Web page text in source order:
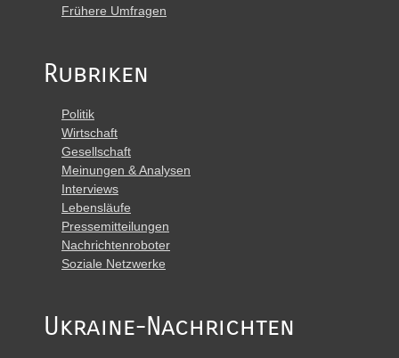
Frühere Umfragen
Rubriken
Politik
Wirtschaft
Gesellschaft
Meinungen & Analysen
Interviews
Lebensläufe
Pressemitteilungen
Nachrichtenroboter
Soziale Netzwerke
Ukraine-Nachrichten